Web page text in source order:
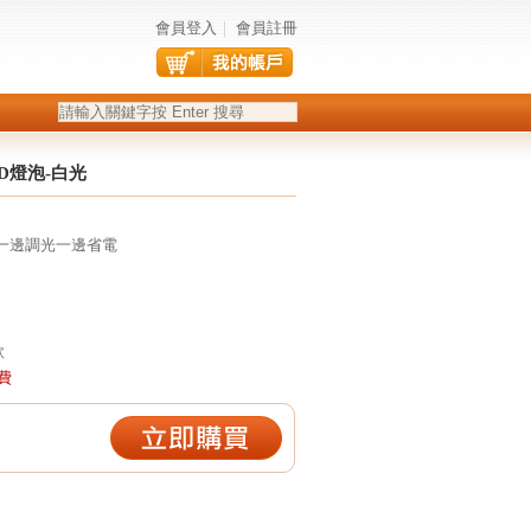
會員登入 會員註冊
燈泡-白光
邊調光一邊省電